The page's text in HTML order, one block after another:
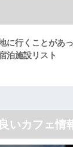
に行くことがあ
泊施設リスト
いカフェ情